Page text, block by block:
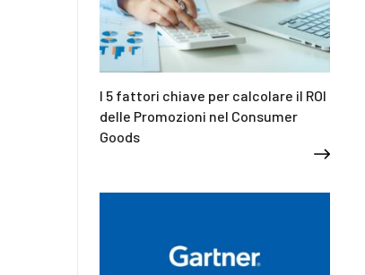
I 5 fattori chiave per calcolare il ROI
delle Promozioni nel Consumer
Goods